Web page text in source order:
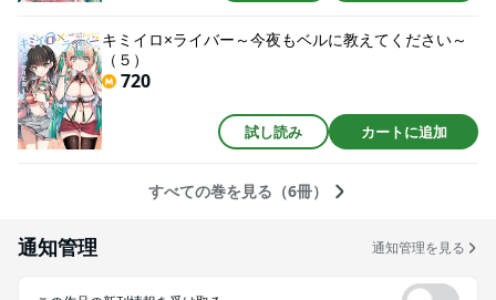
キミイロ×ライバー～今夜もベルに教えてください～
（５）
720
試し読み カートに追加
すべての巻を見る（6冊）
通知管理 通知管理を見る